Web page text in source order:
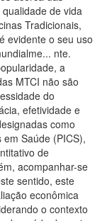
de vida
Tradicionais,
evidente o seu uso
... nte.
a
MTCI não são
do
efetividade e
como
Saúde (PICS),
de
acompanhar-se
sentido, este
econômica
o contexto